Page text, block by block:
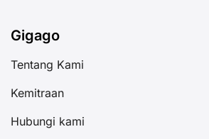
Gigago
Tentang Kami
Kemitraan
Hubungi kami